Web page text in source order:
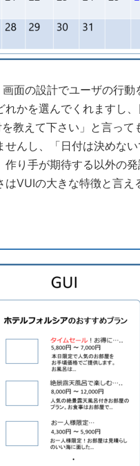
面の設計でユーザの行
かを選んでくれますし
教えて下さい」と言っ
せんし、「日付は決めな
作り手が期待する以外の
VUIの大きな特徴と言え